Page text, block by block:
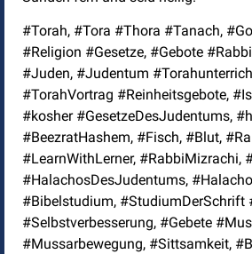
#Torah, #Tora #Thora #Tanach,
#Religion #Gesetze, #Gebote
#Juden, #Judentum
#TorahVortrag #Reinheitsgebote,
#kosher #GesetzeDesJudentums,
#BeezratHashem, #Fisch, #Blut,
#LearnWithLerner, #RabbiMizrachi,
#HalachosDesJudentums,
#Bibelstudium, #StudiumDerSchrift
#Selbstverbesserung, #Gebete
#Mussarbewegung, #Sittsamkeit,